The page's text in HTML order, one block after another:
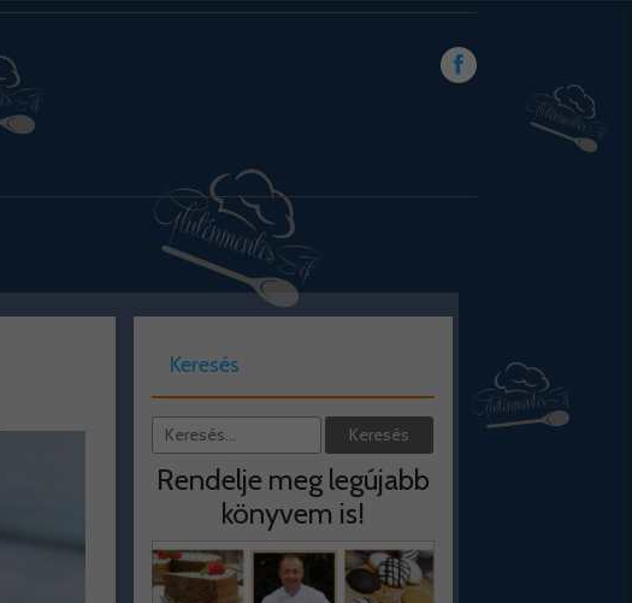
Keresés
Rendelje meg legújabb
könyvem is!